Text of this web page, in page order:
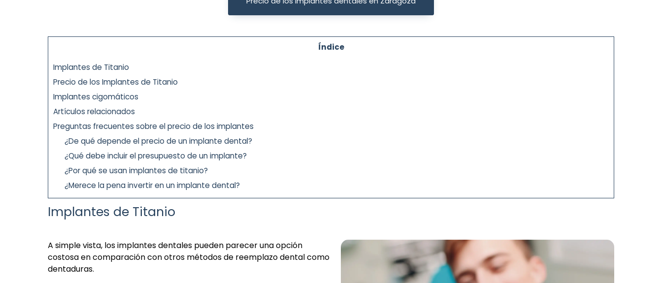
Índice
Implantes de Titanio
Precio de los Implantes de Titanio
Implantes cigomáticos
Artículos relacionados
Preguntas frecuentes sobre el precio de los implantes
¿De qué depende el precio de un implante dental?
¿Qué debe incluir el presupuesto de un implante?
¿Por qué se usan implantes de titanio?
¿Merece la pena invertir en un implante dental?
Implantes de Titanio
A simple vista, los implantes dentales pueden parecer una opción
costosa en comparación con otros métodos de reemplazo dental como
dentaduras.